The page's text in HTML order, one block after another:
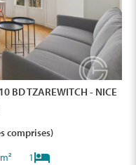
comprises)
1
BD TZAREWITCH - NICE